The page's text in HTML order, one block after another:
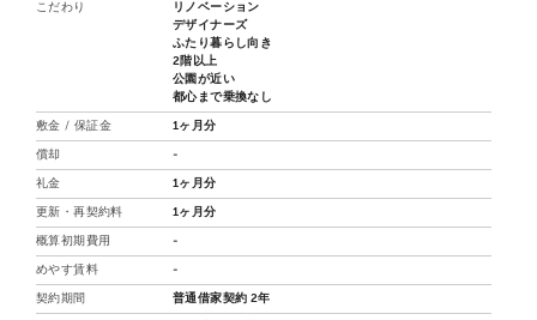
こだわり
リノベーション
デザイナーズ
ふたり暮らし向き
2階以上
公園が近い
都心まで乗換なし
敷金 / 保証金 1ヶ月分
償却 -
礼金 1ヶ月分
更新・再契約料 1ヶ月分
概算初期費用 -
めやす賃料 -
契約期間 普通借家契約 2年